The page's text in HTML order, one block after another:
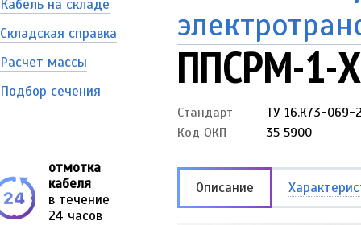
Кабель на складе
Складская справка
Расчет массы
Подбор сечения
отмотка
кабеля
в течение
24 часов
ППСРМ-1-
Стандарт
ТУ 16.К73-069-
Код ОКП
35 5900
Описание